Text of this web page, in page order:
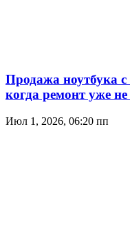
Продажа ноутбука с
когда ремонт уже
Июл 1, 2026, 06:20 пп